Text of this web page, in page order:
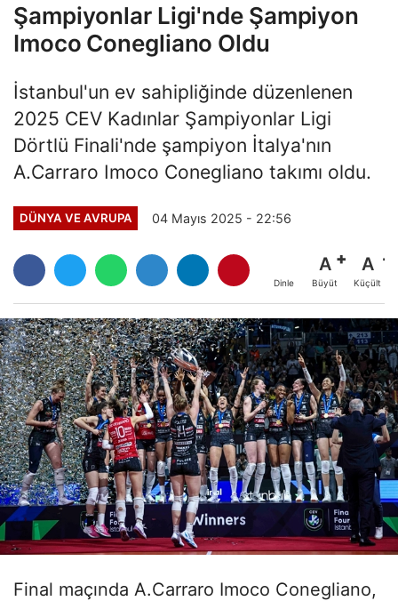
Şampiyonlar Ligi'nde Şampiyon
Imoco Conegliano Oldu
İstanbul'un ev sahipliğinde düzenlenen
2025 CEV Kadınlar Şampiyonlar Ligi
Dörtlü Finali'nde şampiyon İtalya'nın
A.Carraro Imoco Conegliano takımı oldu.
DÜNYA VE AVRUPA 04 Mayıs 2025 - 22:56
Dinle
A
Büyüt
A
Küçült
Final maçında A.Carraro Imoco Conegliano,